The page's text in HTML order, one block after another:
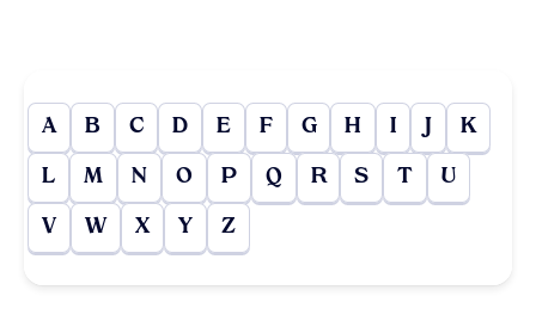
A B C D E F G H I J K
L M N O P Q R S T U
V W X Y Z